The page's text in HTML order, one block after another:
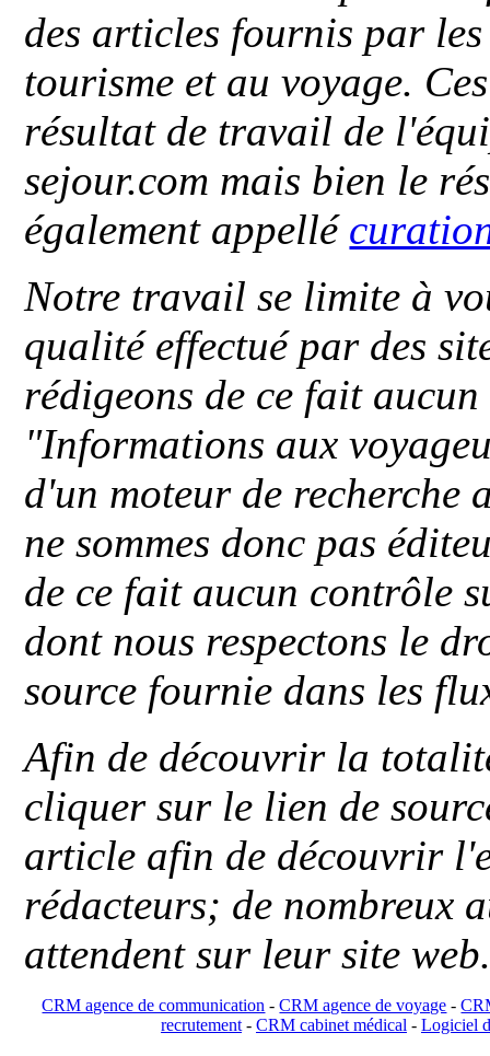
des articles fournis par
tourisme et au voyage.
résultat de travail de
sejour.com mais bien le
également appellé
Notre travail se limite à
qualité effectué par des
rédigeons de ce fait
"Informations aux
d'un moteur de recherche
ne sommes donc pas
de ce fait aucun contrôle
dont nous respectons le
source fournie dans les
Afin de découvrir la
cliquer sur le lien de
article afin de découvrir
rédacteurs; de nombreux
attendent sur leur site
CRM agence de communication -CRM agence de voyage -
recrutement- CRM cabinet médical- Logiciel